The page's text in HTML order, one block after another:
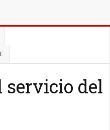
servicio del